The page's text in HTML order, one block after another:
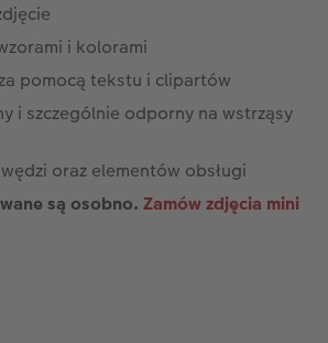
i kolorami
pomocą tekstu i clipartów
i szczególnie odporny na wstrząsy
oraz elementów obsługi
są osobno. Zamów zdjęcia mini